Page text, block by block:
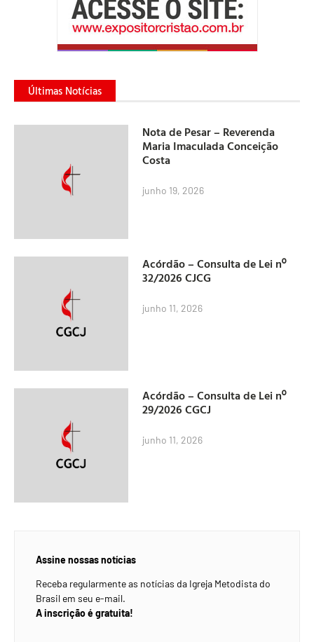
Últimas Notícias
Nota de Pesar – Reverenda
Maria Imaculada Conceição
Costa
junho 19, 2026
Acórdão – Consulta de Lei nº
32/2026 CJCG
junho 11, 2026
Acórdão – Consulta de Lei nº
29/2026 CGCJ
junho 11, 2026
Assine nossas notícias
Receba regularmente as notícias da Igreja Metodista do
Brasil em seu e-mail.
A inscrição é gratuita!